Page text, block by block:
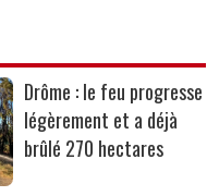
Drôme : le feu progresse
légèrement et a déjà
brûlé 270 hectares